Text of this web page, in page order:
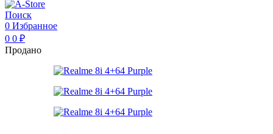
Поиск
0 Избранное
0 0 ₽
Продано